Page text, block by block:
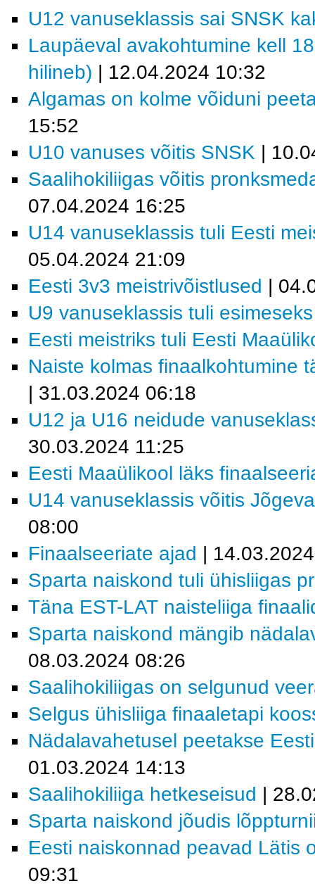
U12 vanuseklassis sai SNSK
Laupäeval avakohtumine kell
hilineb) | 12.04.2024 10:32
Algamas on kolme võiduni
15:52
U10 vanuses võitis SNSK |
Saalihokiliigas võitis
07.04.2024 16:25
U14 vanuseklassis tuli Eesti
05.04.2024 21:09
Eesti 3v3 meistrivõistlused |
U9 vanuseklassis tuli
Eesti meistriks tuli Eesti
Naiste kolmas finaalkohtumine
| 31.03.2024 06:18
U12 ja U16 neidude
30.03.2024 11:25
Eesti Maaülikool läks
U14 vanuseklassis võitis
08:00
Finaalseeriate ajad |
Sparta naiskond tuli ühisliigas
Täna EST-LAT naisteliiga
Sparta naiskond mängib
08.03.2024 08:26
Saalihokiliigas on selgunud
Selgus ühisliiga finaaletapi
Nädalavahetusel peetakse
01.03.2024 14:13
Saalihokiliiga hetkeseisud |
Sparta naiskond jõudis
Eesti naiskonnad peavad Lätis
09:31